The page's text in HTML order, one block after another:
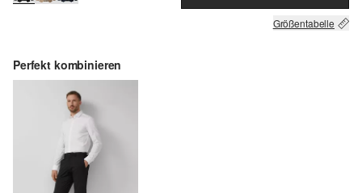
Größentabelle
Perfekt kombinieren